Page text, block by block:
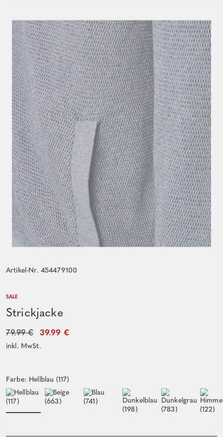
Artikel-Nr. 454479100
SALE
Strickjacke
79.99 € 39.99 €
inkl. MwSt.
Farbe: Hellblau (117)